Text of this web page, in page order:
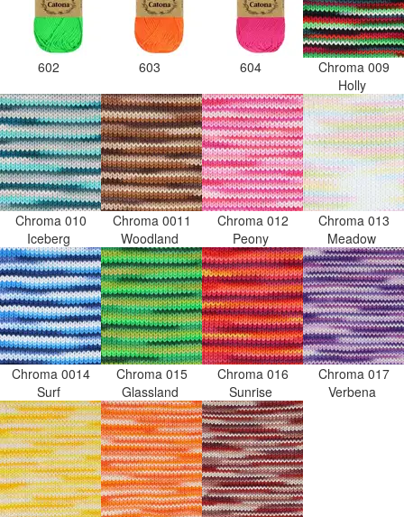
602 603 604
Chroma 009
Holly
Chroma 010
Iceberg
Chroma 0011
Woodland
Chroma 012
Peony
Chroma 013
Meadow
Chroma 0014
Surf
Chroma 015
Glassland
Chroma 016
Sunrise
Chroma 017
Verbena